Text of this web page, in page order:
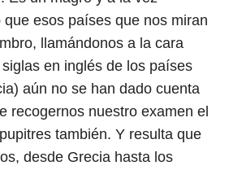
esos países que nos miran
llamándonos a la cara
en inglés de los países
aún no se han dado cuenta
recogernos nuestro examen el
también. Y resulta que
desde Grecia hasta los